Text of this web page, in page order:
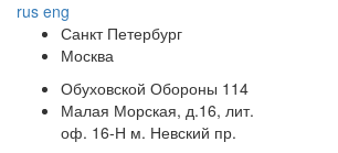
rus eng
Санкт Петербург
Москва
Обуховской Обороны 114
Малая Морская, д.16, лит.
оф. 16-Н м. Невский пр.